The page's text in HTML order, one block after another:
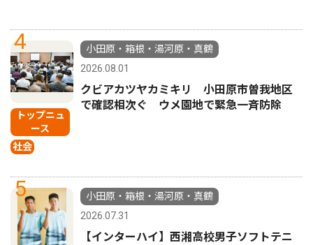
4
トップニュ
ース
社会
小田原・箱根・湯河原・真鶴
2026.08.01
クビアカツヤカミキリ 小田原市曽我地区
で確認相次ぐ ウメ園地で緊急一斉防除
5
小田原・箱根・湯河原・真鶴
2026.07.31
【インターハイ】西湘高校男子ソフトテニ